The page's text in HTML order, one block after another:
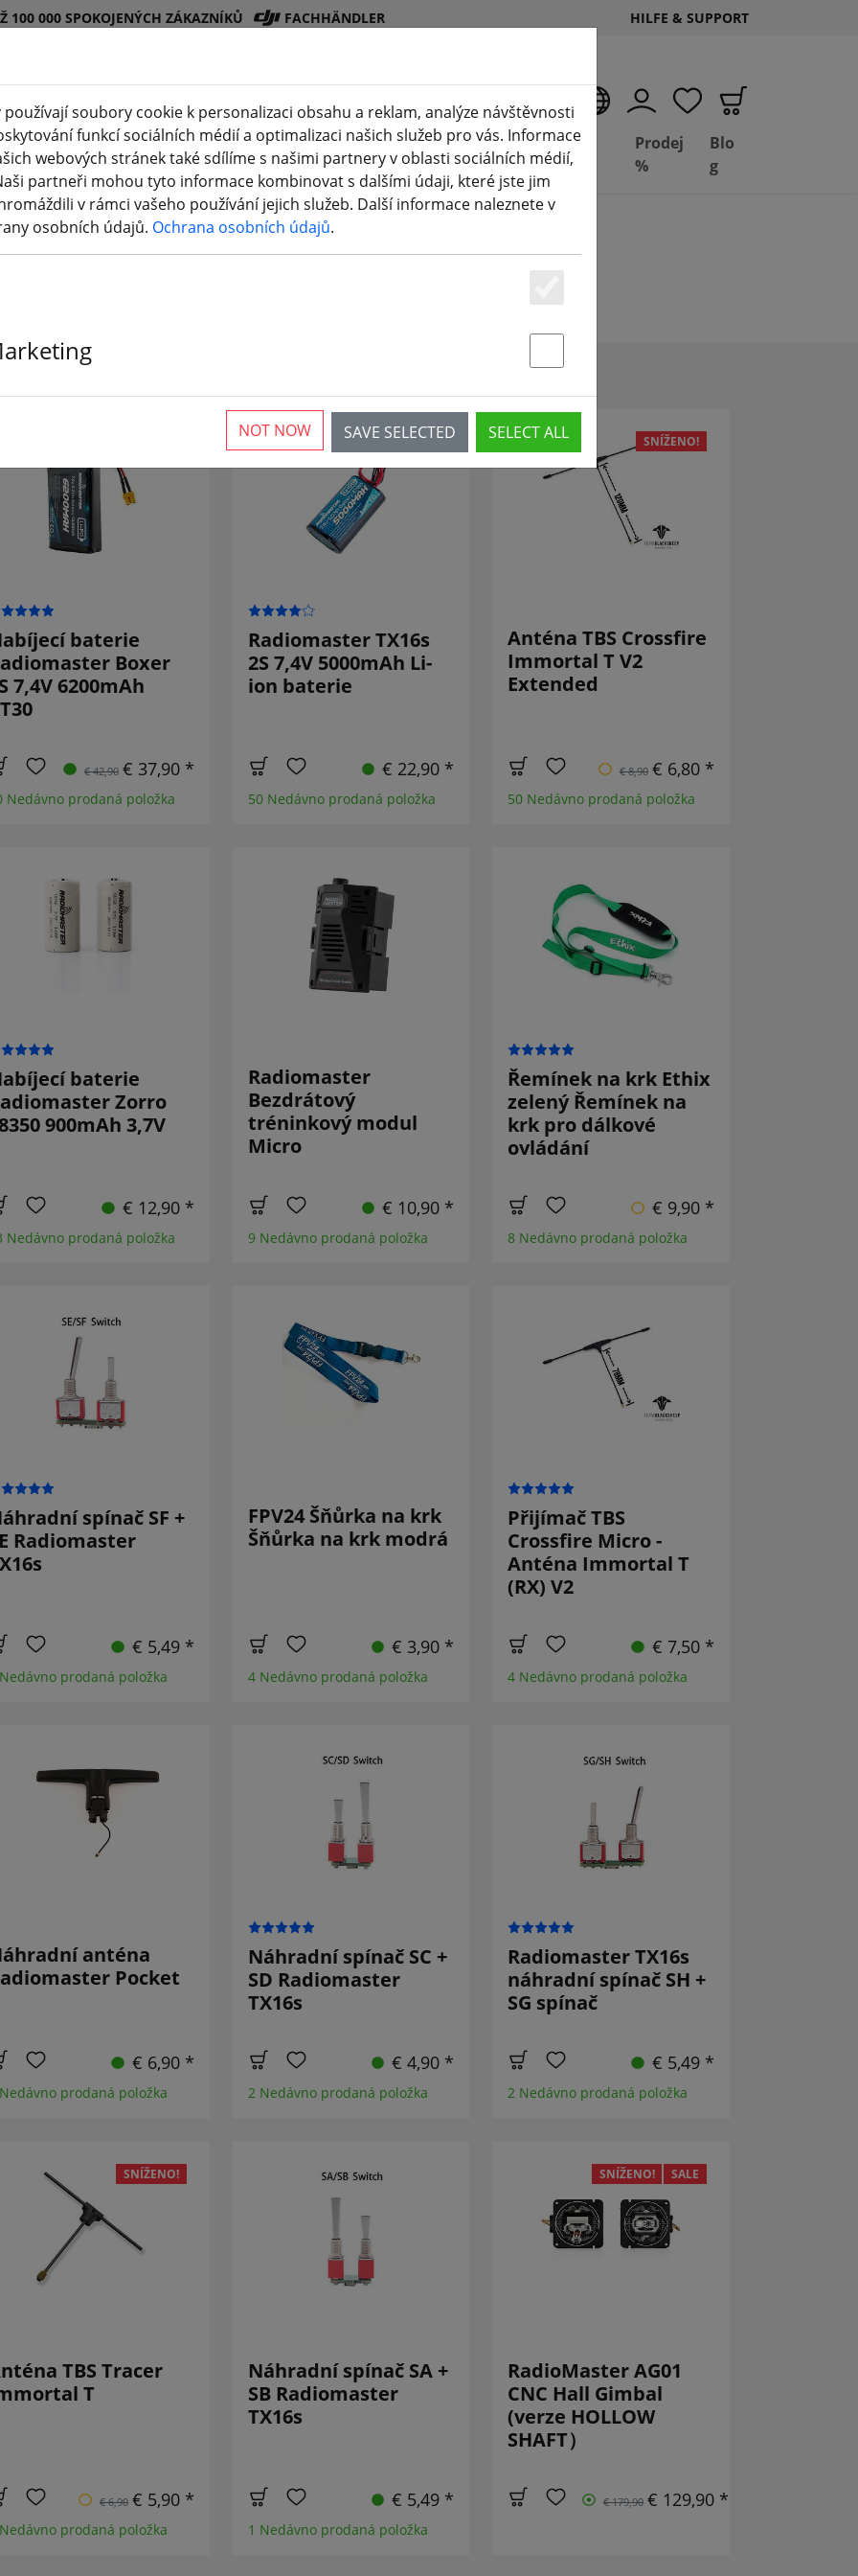
100 000 SPOKOJENÝCH ZÁKAZNÍKŮ FACHHÄNDLER HILFE & SUPPORT
Obchod
DJI
Bateri
e
Vrtul
e
Příslušenstv
í
3D
tisk
Deal
Depot
Basil
FPV
Prodej
%
Blo
g
RC
ovladače RC
baterie
Boxer
7,4V 6200mAh
€ 42,90 € 37,90 *
Nedávno prodaná položka
Radiomaster TX16s
2S 7,4V 5000mAh Li-
ion baterie
€ 22,90 *
50 Nedávno prodaná položka
SNÍŽENO!
Anténa TBS Crossfire
Immortal T V2
Extended
€ 8,90 € 6,80 *
50 Nedávno prodaná položka
baterie
Zorro
900mAh 3,7V
€ 12,90 *
Nedávno prodaná položka
Radiomaster
Bezdrátový
tréninkový modul
Micro
€ 10,90 *
9 Nedávno prodaná položka
Řemínek na krk Ethix
zelený Řemínek na
krk pro dálkové
ovládání
€ 9,90 *
8 Nedávno prodaná položka
spínač SF +
Radiomaster
€ 5,49 *
prodaná položka
FPV24 Šňůrka na krk
Šňůrka na krk modrá
€ 3,90 *
4 Nedávno prodaná položka
Přijímač TBS
Crossfire Micro -
Anténa Immortal T
(RX) V2
€ 7,50 *
4 Nedávno prodaná položka
anténa
Pocket
€ 6,90 *
prodaná položka
Náhradní spínač SC +
SD Radiomaster
TX16s
€ 4,90 *
2 Nedávno prodaná položka
Radiomaster TX16s
náhradní spínač SH +
SG spínač
€ 5,49 *
2 Nedávno prodaná položka
SNÍŽENO!
TBS Tracer
T
€ 6,90 € 5,90 *
prodaná položka
Náhradní spínač SA +
SB Radiomaster
TX16s
€ 5,49 *
1 Nedávno prodaná položka
SNÍŽENO! SALE
RadioMaster AG01
CNC Hall Gimbal
(verze HOLLOW
SHAFT）
€ 179,90 € 129,90 *
soubory cookie k personalizaci obsahu a reklam, analýze návštěvnosti
funkcí sociálních médií a optimalizaci našich služeb pro vás. Informace
webových stránek také sdílíme s našimi partnery v oblasti sociálních médií,
partneři mohou tyto informace kombinovat s dalšími údaji, které jste jim
v rámci vašeho používání jejich služeb. Další informace naleznete v
osobních údajů. Ochrana osobních údajů.
SAVE SELECTED SELECT ALL
NOT NOW